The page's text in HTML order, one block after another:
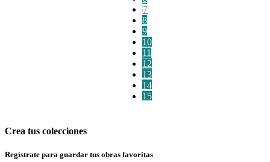
7
8
9
10
11
12
13
14
15
Crea tus colecciones
Regístrate para guardar tus obras favoritas